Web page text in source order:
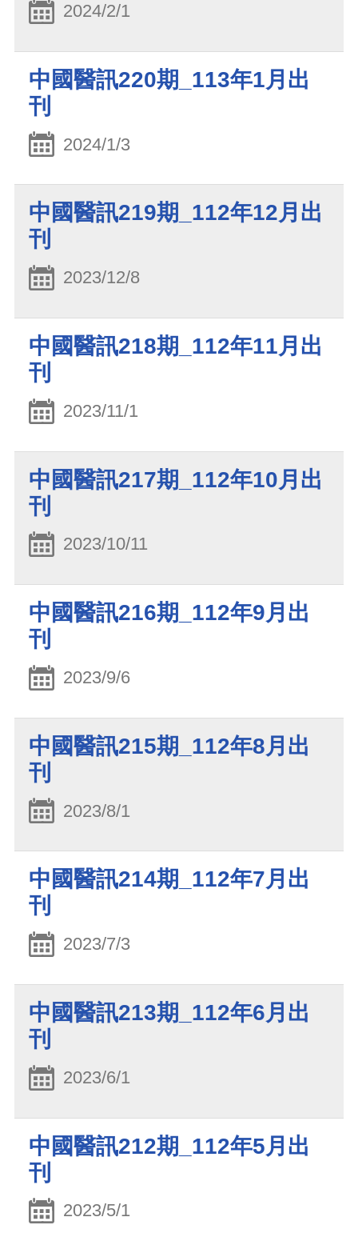
2024/2/1
中國醫訊220期_113年1月出
刊
2024/1/3
中國醫訊219期_112年12月出
刊
2023/12/8
中國醫訊218期_112年11月出
刊
2023/11/1
中國醫訊217期_112年10月出
刊
2023/10/11
中國醫訊216期_112年9月出
刊
2023/9/6
中國醫訊215期_112年8月出
刊
2023/8/1
中國醫訊214期_112年7月出
刊
2023/7/3
中國醫訊213期_112年6月出
刊
2023/6/1
中國醫訊212期_112年5月出
刊
2023/5/1